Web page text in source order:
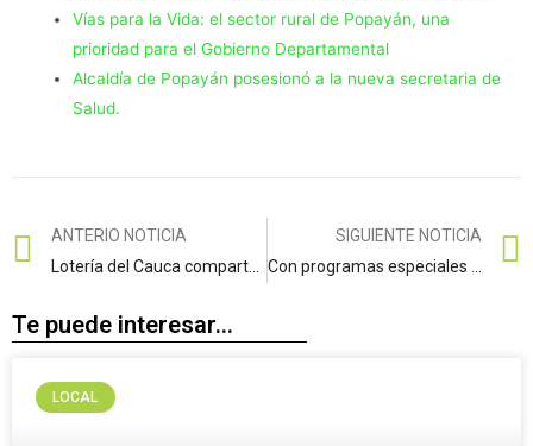
Vías para la Vida: el sector rural de Popayán, una
prioridad para el Gobierno Departamental
Alcaldía de Popayán posesionó a la nueva secretaria de
Salud.
ANTERIO NOTICIA
SIGUIENTE NOTICIA
Te puede interesar...
LOCAL